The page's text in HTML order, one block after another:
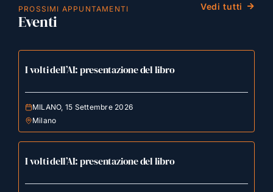
PROSSIMI APPUNTAMENTI
Eventi
Vedi tutti
I volti dell’AI: presentazione del libro
MILANO, 15 Settembre 2026
Milano
I volti dell’AI: presentazione del libro